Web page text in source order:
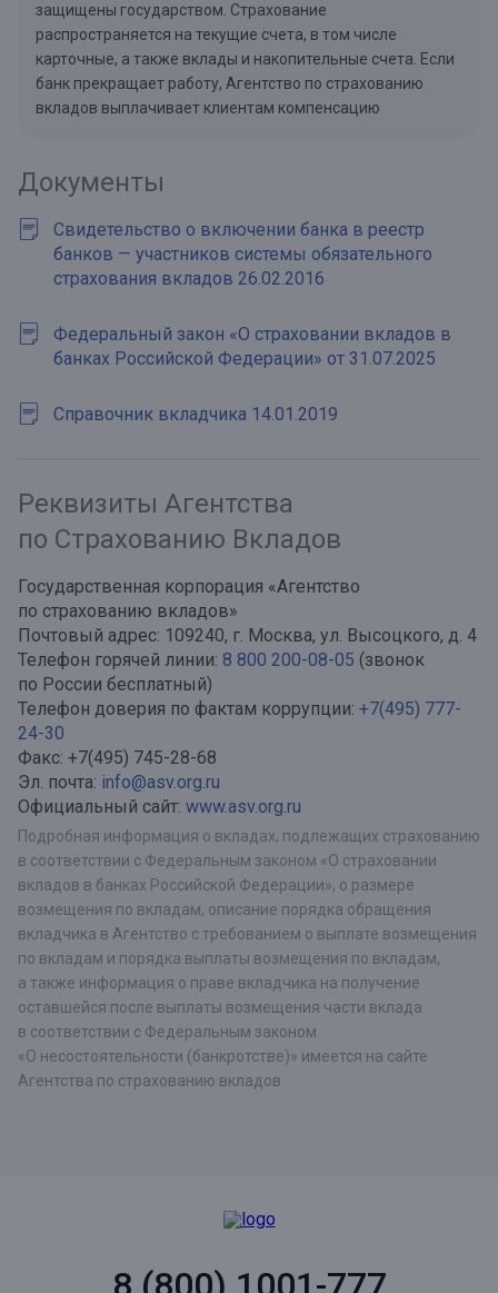
защищены государством. Страхование
распространяется на текущие счета, в том числе
карточные, а также вклады и накопительные счета. Если
банк прекращает работу, Агентство по страхованию
вкладов выплачивает клиентам компенсацию
Документы
Свидетельство о включении банка в реестр
банков — участников системы обязательного
страхования вкладов 26.02.2016
Федеральный закон «О страховании вкладов в
банках Российской Федерации» от 31.07.2025
Справочник вкладчика 14.01.2019
Реквизиты Агентства
по Страхованию Вкладов
Государственная корпорация «Агентство
по страхованию вкладов»
Почтовый адрес: 109240, г. Москва, ул. Высоцкого, д. 4
Телефон горячей линии: 8 800 200-08-05 (звонок
по России бесплатный)
Телефон доверия по фактам коррупции: +7(495) 777-
24-30
Факс: +7(495) 745-28-68
Эл. почта: info@asv.org.ru
Официальный сайт: www.asv.org.ru
Подробная информация о вкладах, подлежащих страхованию
в соответствии с Федеральным законом «О страховании
вкладов в банках Российской Федерации», о размере
возмещения по вкладам, описание порядка обращения
вкладчика в Агентство с требованием о выплате возмещения
по вкладам и порядка выплаты возмещения по вкладам,
а также информация о праве вкладчика на получение
оставшейся после выплаты возмещения части вклада
в соответствии с Федеральным законом
«О несостоятельности (банкротстве)» имеется на сайте
Агентства по страхованию вкладов